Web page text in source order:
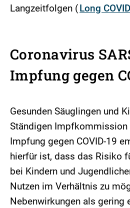
Langzeitfolgen (Long COVID
Coronavirus
Impfung gegen
Gesunden Säuglingen und
Ständigen Impfkommission
Impfung gegen COVID-19
hierfür ist, dass das Risiko
bei Kindern und
Nutzen im Verhältnis zu
Nebenwirkungen als gering